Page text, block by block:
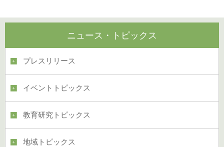
ニュース・トピックス
プレスリリース
イベントトピックス
教育研究トピックス
地域トピックス